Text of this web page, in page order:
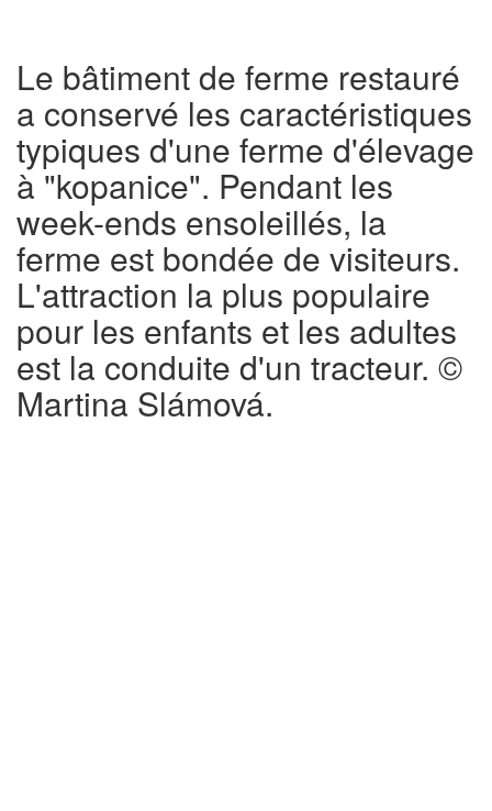
Le bâtiment de ferme restauré
a conservé les caractéristiques
typiques d'une ferme d'élevage
à "kopanice". Pendant les
week-ends ensoleillés, la
ferme est bondée de visiteurs.
L'attraction la plus populaire
pour les enfants et les adultes
est la conduite d'un tracteur. ©
Martina Slámová.